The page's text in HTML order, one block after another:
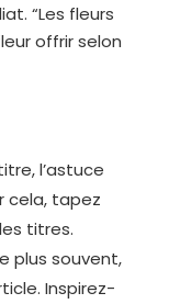
“Les fleurs
offrir selon
l’astuce
cela, tapez
titres.
plus souvent,
Inspirez-